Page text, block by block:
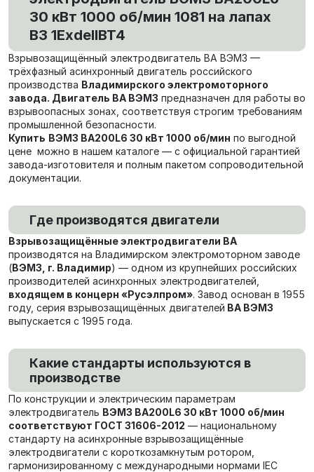
30 кВт 1000 об/мин 1081 на лапах
В3 1ExdеIIBT4
Взрывозащищённый электродвигатель ВА ВЭМЗ —
трёхфазный асинхронный двигатель российского
производства Владимирского электромоторного
завода. Двигатель ВА ВЭМЗ предназначен для работы во
взрывоопасных зонах, соответствуя строгим требованиям
промышленной безопасности.
Купить ВЭМЗ ВА200L6 30 кВт 1000 об/мин по выгодной
цене можно в нашем каталоге — с официальной гарантией
завода-изготовителя и полным пакетом сопроводительной
документации.
Где производятся двигатели
Взрывозащищённые электродвигатели ВА
производятся на Владимирском электромоторном заводе
(ВЭМЗ, г. Владимир) — одном из крупнейших российских
производителей асинхронных электродвигателей,
входящем в концерн «Русэлпром». Завод основан в 1955
году, серия взрывозащищённых двигателей ВА ВЭМЗ
выпускается с 1995 года.
Какие стандарты используются в
производстве
По конструкции и электрическим параметрам
электродвигатель ВЭМЗ ВА200L6 30 кВт 1000 об/мин
соответствуют ГОСТ 31606-2012 — национальному
стандарту на асинхронные взрывозащищённые
электродвигатели с короткозамкнутым ротором,
гармонизированному с международными нормами IEC